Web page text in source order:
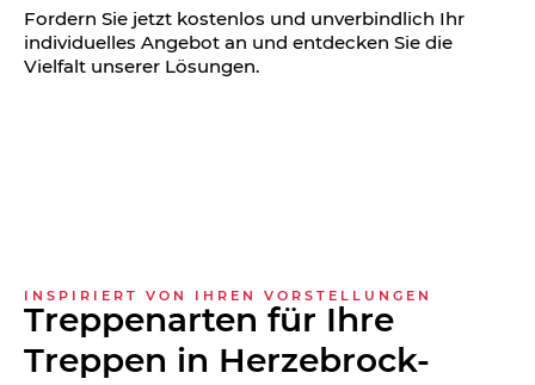
Fordern Sie jetzt kostenlos und unverbindlich Ihr
individuelles Angebot an und entdecken Sie die
Vielfalt unserer Lösungen.
INSPIRIERT VON IHREN VORSTELLUNGEN
Treppenarten für Ihre
Treppen in Herzebrock-